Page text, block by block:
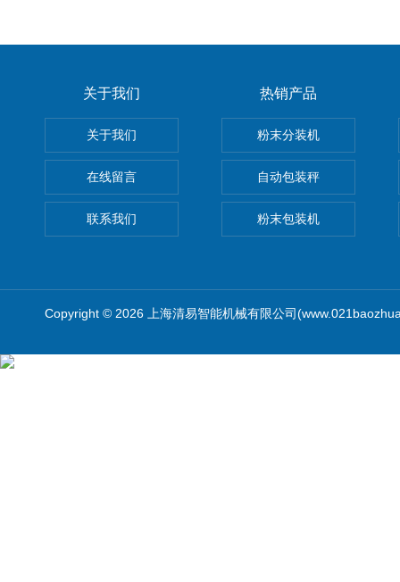
关于我们
关于我们
在线留言
联系我们
热销产品
粉末分装机
自动包装秤
粉末包装机
Copyright © 2026 上海清易智能机械有限公司